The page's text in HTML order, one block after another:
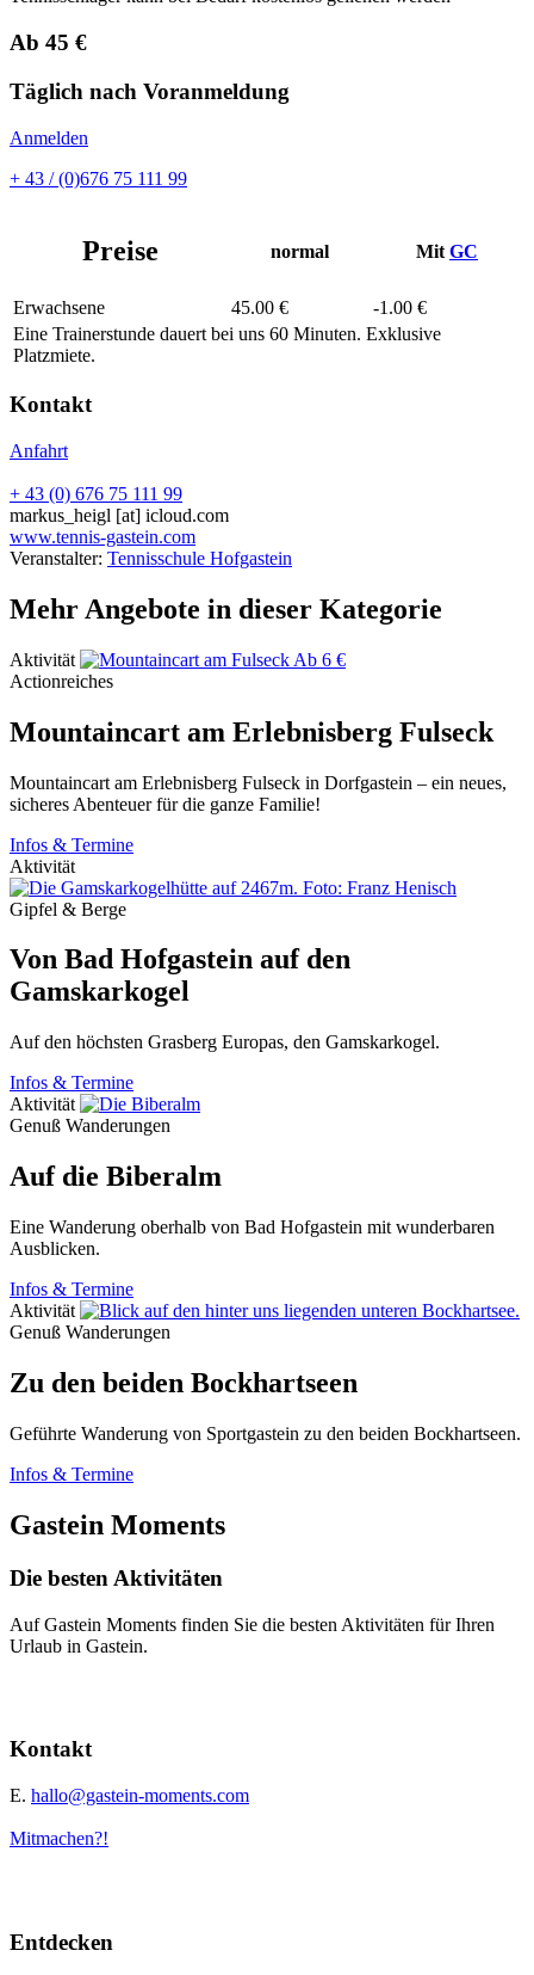
Ab 45 €
Täglich nach Voranmeldung
Anmelden
+ 43 / (0)676 75 111 99
Preise normal Mit GC
Erwachsene 45.00 €
-1.00 €
Eine Trainerstunde dauert bei uns 60 Minuten. Exklusive
Platzmiete.
Kontakt
Anfahrt
+ 43 (0) 676 75 111 99
markus_heigl [at] icloud.com
www.tennis-gastein.com
Veranstalter: Tennisschule Hofgastein
Mehr Angebote in dieser Kategorie
Aktivität
Ab 6 €
Actionreiches
Mountaincart am Erlebnisberg Fulseck
Mountaincart am Erlebnisberg Fulseck in Dorfgastein – ein neues,
sicheres Abenteuer für die ganze Familie!
Infos & Termine
Aktivität
Gipfel & Berge
Von Bad Hofgastein auf den
Gamskarkogel
Auf den höchsten Grasberg Europas, den Gamskarkogel.
Infos & Termine
Aktivität
Genuß Wanderungen
Auf die Biberalm
Eine Wanderung oberhalb von Bad Hofgastein mit wunderbaren
Ausblicken.
Infos & Termine
Aktivität
Genuß Wanderungen
Zu den beiden Bockhartseen
Geführte Wanderung von Sportgastein zu den beiden Bockhartseen.
Infos & Termine
Gastein Moments
Die besten Aktivitäten
Auf Gastein Moments finden Sie die besten Aktivitäten für Ihren
Urlaub in Gastein.
Kontakt
E. hallo@gastein-moments.com
Mitmachen?!
Entdecken